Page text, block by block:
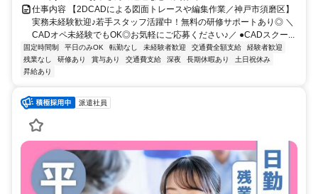
仕事内容 【2DCADによる図面トレースや編集作業／神戸市須磨区】
実務未経験歓迎♪若手スタッフ活躍中！無料の研修サポートあり◎ ＼
CADオペ未経験でもOK◎お気軽にご応募ください♪／ ●CADスクー...
固定時間制 平日のみOK 転勤なし 未経験者歓迎 交通費全額支給
経験者歓迎
残業なし
研修あり 賞与あり 交通費支給 深夜 長期休暇あり
土日祝休み
昇給あり
派遣社員